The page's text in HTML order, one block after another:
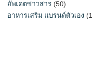
อัพเดตข่าวสาร (50)
อาหารเสริม แบรนด์ตัวเอง